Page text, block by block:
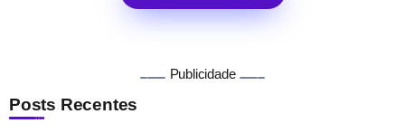
Publicidade
Posts Recentes